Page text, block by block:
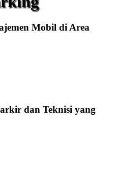
Mobil di Area
dan Teknisi yang